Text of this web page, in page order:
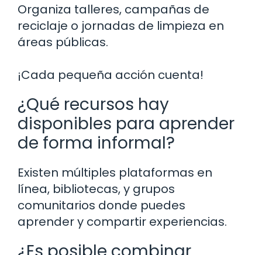
Organiza talleres, campañas de
reciclaje o jornadas de limpieza en
áreas públicas.
¡Cada pequeña acción cuenta!
¿Qué recursos hay
disponibles para aprender
de forma informal?
Existen múltiples plataformas en
línea, bibliotecas, y grupos
comunitarios donde puedes
aprender y compartir experiencias.